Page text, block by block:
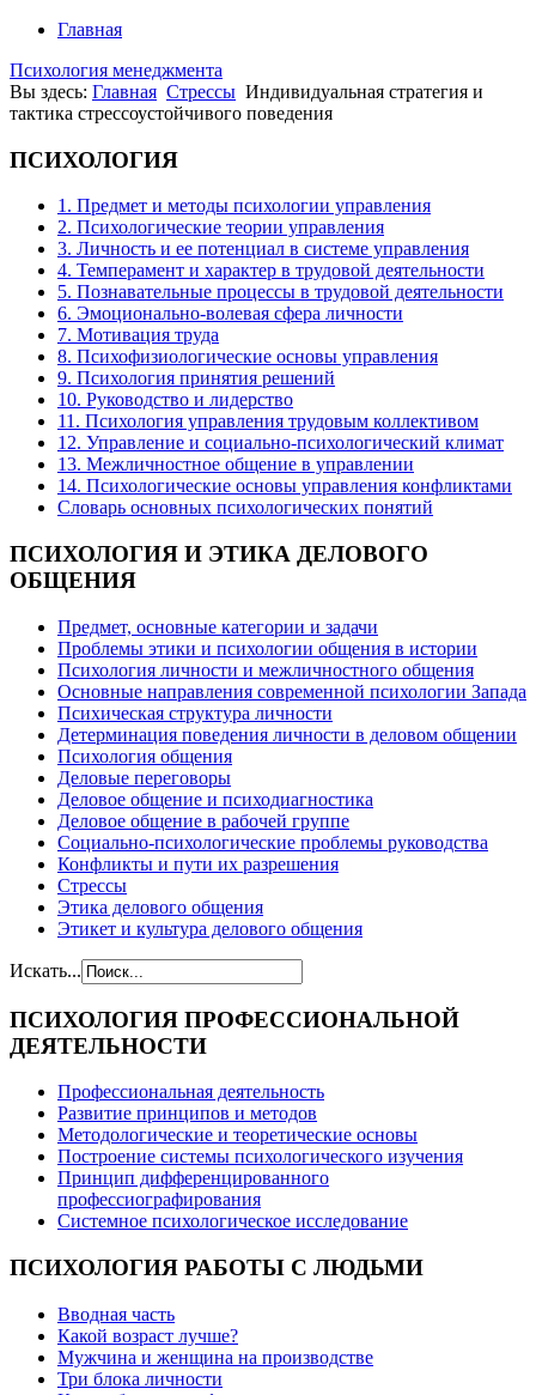
Главная
Психология менеджмента
Вы здесь: Главная Стрессы Индивидуальная стратегия и
тактика стрессоустойчивого поведения
ПСИХОЛОГИЯ
1. Предмет и методы психологии управления
2. Психологические теории управления
3. Личность и ее потенциал в системе управления
4. Темперамент и характер в трудовой деятельности
5. Познавательные процессы в трудовой деятельности
6. Эмоционально-волевая сфера личности
7. Мотивация труда
8. Психофизиологические основы управления
9. Психология принятия решений
10. Руководство и лидерство
11. Психология управления трудовым коллективом
12. Управление и социально-психологический климат
13. Межличностное общение в управлении
14. Психологические основы управления конфликтами
Словарь основных психологических понятий
ПСИХОЛОГИЯ И ЭТИКА ДЕЛОВОГО
ОБЩЕНИЯ
Предмет, основные категории и задачи
Проблемы этики и психологии общения в истории
Психология личности и межличностного общения
Основные направления современной психологии Запада
Психическая структура личности
Детерминация поведения личности в деловом общении
Психология общения
Деловые переговоры
Деловое общение и психодиагностика
Деловое общение в рабочей группе
Cоциально-психологические проблемы руководства
Конфликты и пути их разрешения
Стрессы
Этика делового общения
Этикет и культура делового общения
Искать...
ПСИХОЛОГИЯ ПРОФЕССИОНАЛЬНОЙ
ДЕЯТЕЛЬНОСТИ
Профессиональная деятельность
Развитие принципов и методов
Методологические и теоретические основы
Построение системы психологического изучения
Принцип дифференцированного
профессиографирования
Системное психологическое исследование
ПСИХОЛОГИЯ РАБОТЫ С ЛЮДЬМИ
Вводная часть
Какой возраст лучше?
Мужчина и женщина на производстве
Три блока личности